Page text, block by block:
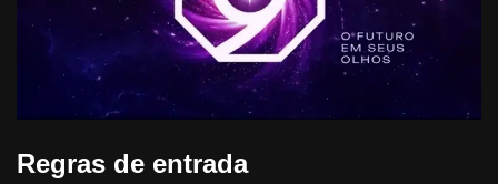
Regras de entrada